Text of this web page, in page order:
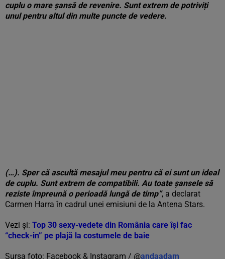
cuplu o mare șansă de revenire. Sunt extrem de potriviți
unul pentru altul din multe puncte de vedere.
(…). Sper că ascultă mesajul meu pentru că ei sunt un ideal
de cuplu. Sunt extrem de compatibili. Au toate șansele să
reziste împreună o perioadă lungă de timp”, a declarat
Carmen Harra în cadrul unei emisiuni de la Antena Stars.
Vezi și: Top 30 sexy-vedete din România care își fac
“check-in” pe plajă la costumele de baie
Sursa foto: Facebook & Instagram / @andaadam